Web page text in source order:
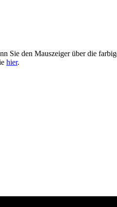
Sie den Mauszeiger über die
hier.